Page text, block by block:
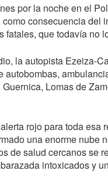
por la noche en el
consecuencia del
que todavía no
la autopista Ezeiza-
autobombas,
Lomas de
rojo para toda esa
una enorme nube
de salud cercanos se
intoxicados y